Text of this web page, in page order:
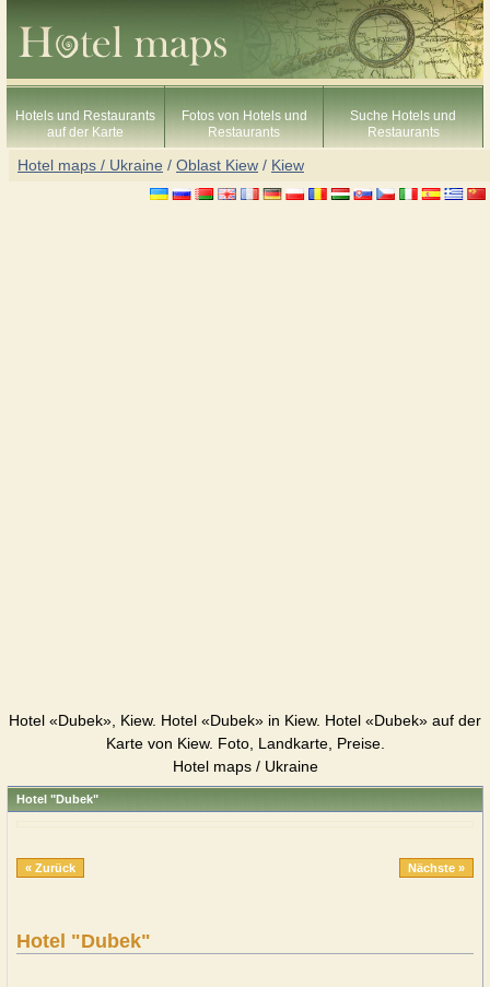
Hotels und Restaurants
auf der Karte
Fotos von Hotels und
Restaurants
Suche Hotels und
Restaurants
Hotel maps / Ukraine / Oblast Kiew / Kiew
Hotel «Dubek», Kiew. Hotel «Dubek» in Kiew. Hotel «Dubek» auf der
Karte von Kiew. Foto, Landkarte, Preise.
Hotel maps / Ukraine
Hotel "Dubek"
« Zurück Nächste »
Hotel "Dubek"